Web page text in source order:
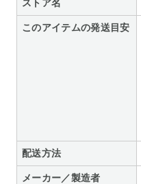
ストア名
このアイテムの発送目安
配送方法
メーカー／製造者